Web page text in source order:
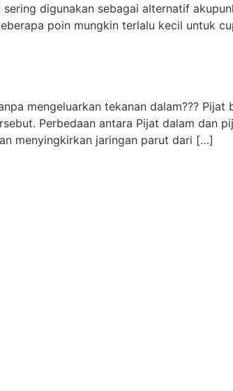
digunakan sebagai alternatif
poin mungkin terlalu kecil untuk
mengeluarkan tekanan dalam??? Pijat
Perbedaan antara Pijat dalam dan
menyingkirkan jaringan parut dari […]